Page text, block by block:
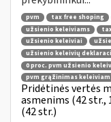
pvm tax free shoping
užsienio keleiviams
užsienio keleiviai
užsienio keleivių
0 proc. pvm užsienio
pvm grąžinimas
Pridėtinės vertės
asmenims (42 str.,
(42 str.)